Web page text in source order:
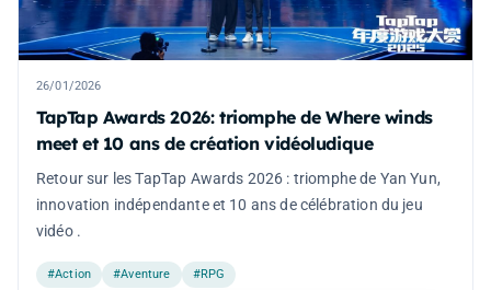
26/01/2026
TapTap Awards 2026: triomphe de Where winds
meet et 10 ans de création vidéoludique
Retour sur les TapTap Awards 2026 : triomphe de Yan Yun,
innovation indépendante et 10 ans de célébration du jeu
vidéo .
#Action #Aventure #RPG